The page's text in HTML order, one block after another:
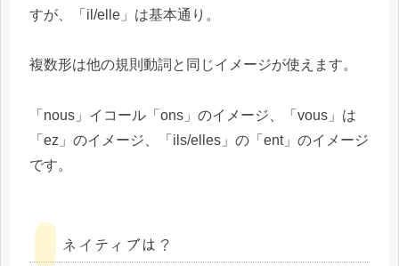
すが、「il/elle」は基本通り。
複数形は他の規則動詞と同じイメージが使えます。
「nous」イコール「ons」のイメージ、「vous」は
「ez」のイメージ、「ils/elles」の「ent」のイメージ
です。
ネイティブは？